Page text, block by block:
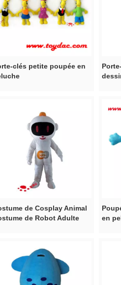
clés petite poupée en
de Cosplay Animal
de Robot Adulte
en